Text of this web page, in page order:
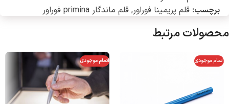
برچسب: قلم پریمینا فوراور, قلم ماندگار primina فوراور
محصولات مرتبط
اتمام موجودی اتمام موجودی